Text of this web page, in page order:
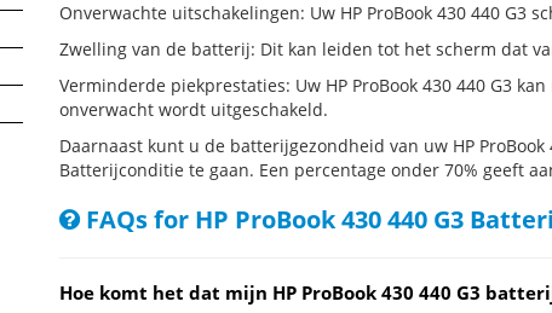
Onverwachte uitschakelingen: Uw HP ProBook 430 440 G3
Zwelling van de batterij: Dit kan leiden tot het scherm dat
Verminderde piekprestaties: Uw HP ProBook 430 440 G3
onverwacht wordt uitgeschakeld.
Daarnaast kunt u de batterijgezondheid van uw HP
Batterijconditie te gaan. Een percentage onder 70% geeft
FAQs for HP ProBook 430 440 G3
Hoe komt het dat mijn HP ProBook 430 440 G3